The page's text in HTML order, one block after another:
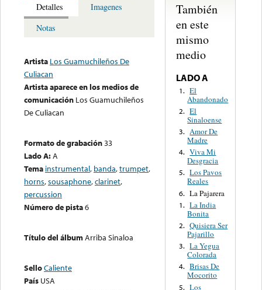
Detalles
Imagenes
Notas
Artista Los Guamuchileños De
Culiacan
Artista aparece en los medios de
comunicación Los Guamuchileños
De Culiacan
Formato de grabación33
Lado A:A
Tema instrumental, banda,trumpet,
horns,sousaphone,clarinet,
percussion
Número de pista6
Título del álbumArriba Sinaloa
SelloCaliente
País USA
También
en este
mismo
medio
LADO A
1. El
Abandonado
2. El
Sinaloense
3. Amor De
Madre
4. Viva Mi
Desgracia
5. Los Pavos
Reales
6. La Pajarera
1. La India
Bonita
2. Quisiera Ser
Pajarillo
3. La Yegua
Colorada
4. Brisas De
Mocorito
5. Los